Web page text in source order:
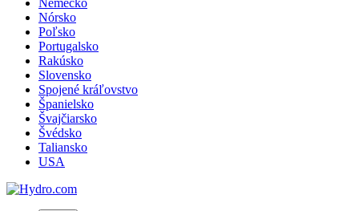
Nemecko
Nórsko
Poľsko
Portugalsko
Rakúsko
Slovensko
Spojené kráľovstvo
Španielsko
Švajčiarsko
Švédsko
Taliansko
USA